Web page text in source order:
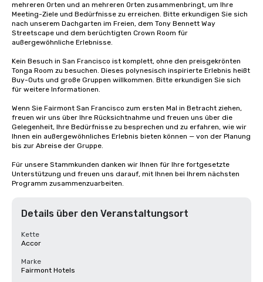
mehreren Orten und an mehreren Orten zusammenbringt, um Ihre
Meeting-Ziele und Bedürfnisse zu erreichen. Bitte erkundigen Sie sich
nach unserem Dachgarten im Freien, dem Tony Bennett Way
Streetscape und dem berüchtigten Crown Room für
außergewöhnliche Erlebnisse.
Kein Besuch in San Francisco ist komplett, ohne den preisgekrönten
Tonga Room zu besuchen. Dieses polynesisch inspirierte Erlebnis heißt
Buy-Outs und große Gruppen willkommen. Bitte erkundigen Sie sich
für weitere Informationen.
Wenn Sie Fairmont San Francisco zum ersten Mal in Betracht ziehen,
freuen wir uns über Ihre Rücksichtnahme und freuen uns über die
Gelegenheit, Ihre Bedürfnisse zu besprechen und zu erfahren, wie wir
Ihnen ein außergewöhnliches Erlebnis bieten können — von der Planung
bis zur Abreise der Gruppe.
Für unsere Stammkunden danken wir Ihnen für Ihre fortgesetzte
Unterstützung und freuen uns darauf, mit Ihnen bei Ihrem nächsten
Programm zusammenzuarbeiten.
Details über den Veranstaltungsort
Kette
Accor
Marke
Fairmont Hotels